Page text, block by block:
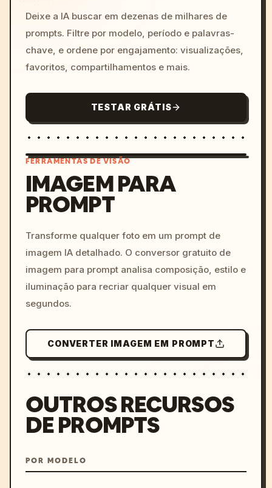
Deixe a IA buscar em dezenas de milhares de
prompts. Filtre por modelo, período e palavras-
chave, e ordene por engajamento: visualizações,
favoritos, compartilhamentos e mais.
TESTAR GRÁTIS
colors, 8k --v 6.0
FERRAMENTAS DE VISÃO
IMAGEM PARA
PROMPT
Transforme qualquer foto em um prompt de
imagem IA detalhado. O conversor gratuito de
imagem para prompt analisa composição, estilo e
iluminação para recriar qualquer visual em
segundos.
CONVERTER IMAGEM EM PROMPT
OUTROS RECURSOS
DE PROMPTS
POR MODELO